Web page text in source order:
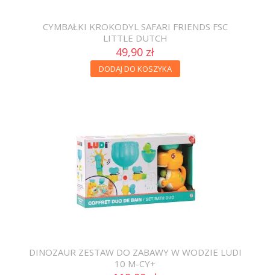
CYMBAŁKI KROKODYL SAFARI FRIENDS FSC
LITTLE DUTCH
49,90 zł
DODAJ DO KOSZYKA
DINOZAUR ZESTAW DO ZABAWY W WODZIE LUDI
10 M-CY+